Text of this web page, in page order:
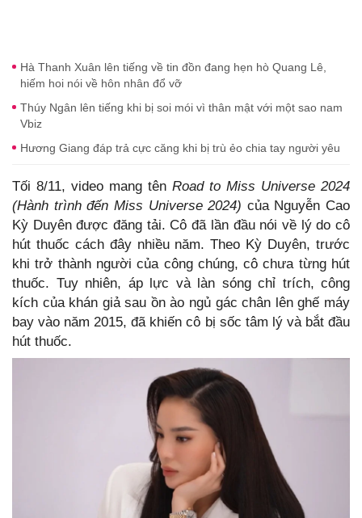
Hà Thanh Xuân lên tiếng về tin đồn đang hẹn hò Quang Lê,
hiếm hoi nói về hôn nhân đổ vỡ
Thúy Ngân lên tiếng khi bị soi mói vì thân mật với một sao nam
Vbiz
Hương Giang đáp trả cực căng khi bị trù ẻo chia tay người yêu
Tối 8/11, video mang tên Road to Miss Universe 2024
(Hành trình đến Miss Universe 2024) của Nguyễn Cao
Kỳ Duyên được đăng tải. Cô đã lần đầu nói về lý do cô
hút thuốc cách đây nhiều năm. Theo Kỳ Duyên, trước
khi trở thành người của công chúng, cô chưa từng hút
thuốc. Tuy nhiên, áp lực và làn sóng chỉ trích, công
kích của khán giả sau ồn ào ngủ gác chân lên ghế máy
bay vào năm 2015, đã khiến cô bị sốc tâm lý và bắt đầu
hút thuốc.